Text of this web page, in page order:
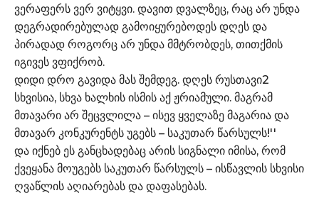
ვერაფერს ვერ ვიტყვი. დავით დვალზეც, რაც არ უნდა
დეგრადირებულად გამოიყურებოდეს დღეს და
პირადად როგორც არ უნდა მმტრობდეს, თითქმის
იგივეს ვფიქრობ.
დიდი დრო გავიდა მას შემდეგ. დღეს რუსთავი2
სხვისია, სხვა ხალხის ისმის აქ ჟრიამული. მაგრამ
მთავარი არ შეცვლილა – ისევ ყველაზე მაგარია და
მთავარ კონკურენტს უგებს – საკუთარ წარსულს!''
და იქნებ ეს განცხადებაც არის სიგნალი იმისა, რომ
ქვეყანა მოუგებს საკუთარ წარსულს – ისწავლის სხვისი
ღვაწლის აღიარებას და დაფასებას.